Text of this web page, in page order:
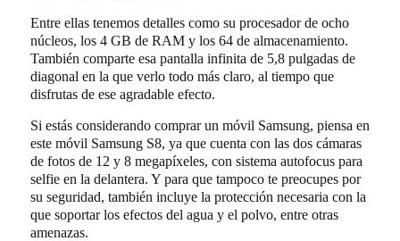
Entre ellas tenemos detalles como su procesador de ocho
núcleos, los 4 GB de RAM y los 64 de almacenamiento.
También comparte esa pantalla infinita de 5,8 pulgadas de
diagonal en la que verlo todo más claro, al tiempo que
disfrutas de ese agradable efecto.
Si estás considerando comprar un móvil Samsung, piensa en
este móvil Samsung S8, ya que cuenta con las dos cámaras
de fotos de 12 y 8 megapíxeles, con sistema autofocus para
selfie en la delantera. Y para que tampoco te preocupes por
su seguridad, también incluye la protección necesaria con la
que soportar los efectos del agua y el polvo, entre otras
amenazas.